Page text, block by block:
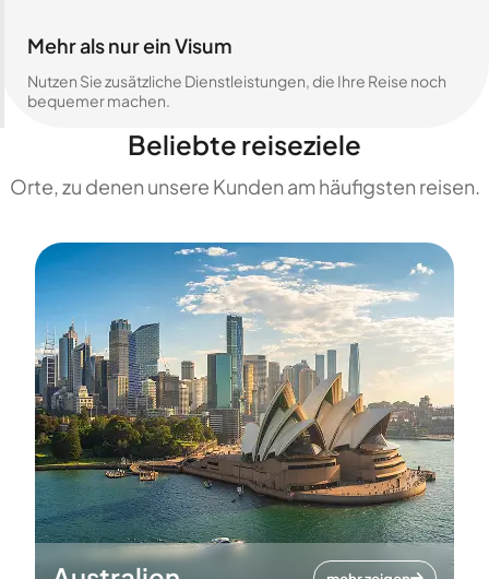
Mehr als nur ein Visum
Nutzen Sie zusätzliche Dienstleistungen, die Ihre Reise noch
bequemer machen.
Beliebte reiseziele
Orte, zu denen unsere Kunden am häufigsten reisen.